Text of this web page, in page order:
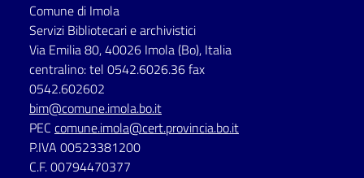
Comune di Imola
Servizi Bibliotecari e archivistici
Via Emilia 80, 40026 Imola (Bo), Italia
centralino: tel 0542.6026.36 fax
0542.602602
bim@comune.imola.bo.it
PEC comune.imola@cert.provincia.bo.it
P.IVA 00523381200
C.F. 00794470377